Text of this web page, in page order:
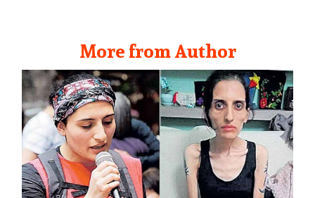
More from Author